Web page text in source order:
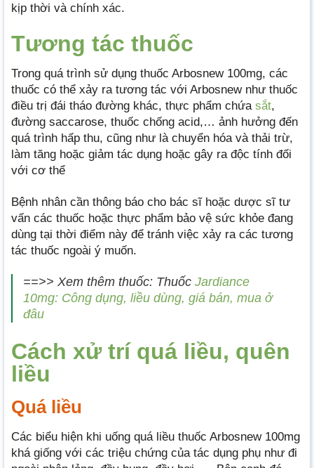
kịp thời và chính xác.
Tương tác thuốc
Trong quá trình sử dụng thuốc Arbosnew 100mg, các
thuốc có thể xảy ra tương tác với Arbosnew như thuốc
điều trị đái tháo đường khác, thực phẩm chứa sắt,
đường saccarose, thuốc chống acid,… ảnh hưởng đến
quá trình hấp thu, cũng như là chuyển hóa và thải trừ,
làm tăng hoặc giảm tác dụng hoặc gây ra độc tính đối
với cơ thể
Bệnh nhân cần thông báo cho bác sĩ hoặc dược sĩ tư
vấn các thuốc hoặc thực phẩm bảo vệ sức khỏe đang
dùng tại thời điểm này để tránh việc xảy ra các tương
tác thuốc ngoài ý muốn.
==>> Xem thêm thuốc: Thuốc Jardiance
10mg: Công dụng, liều dùng, giá bán, mua ở
đâu
Cách xử trí quá liều, quên
liều
Quá liều
Các biểu hiện khi uống quá liều thuốc Arbosnew 100mg
khá giống với các triệu chứng của tác dụng phụ như đi